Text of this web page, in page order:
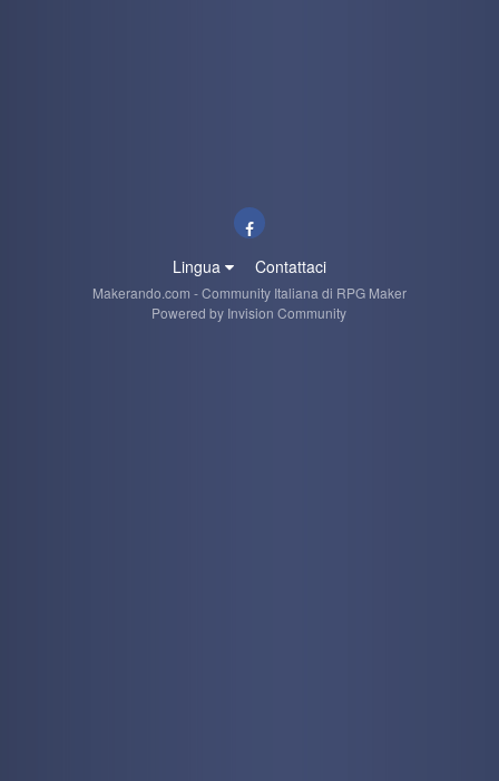
Lingua Contattaci
Makerando.com - Community Italiana di RPG Maker
Powered by Invision Community